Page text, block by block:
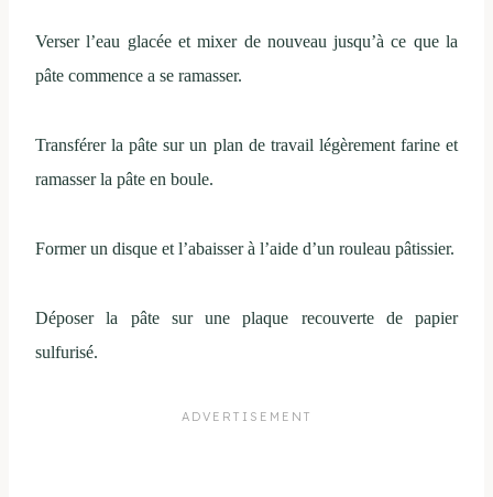
Verser l’eau glacée et mixer de nouveau jusqu’à ce que la
pâte commence a se ramasser.
Transférer la pâte sur un plan de travail légèrement farine et
ramasser la pâte en boule.
Former un disque et l’abaisser à l’aide d’un rouleau pâtissier.
Déposer la pâte sur une plaque recouverte de papier
sulfurisé.